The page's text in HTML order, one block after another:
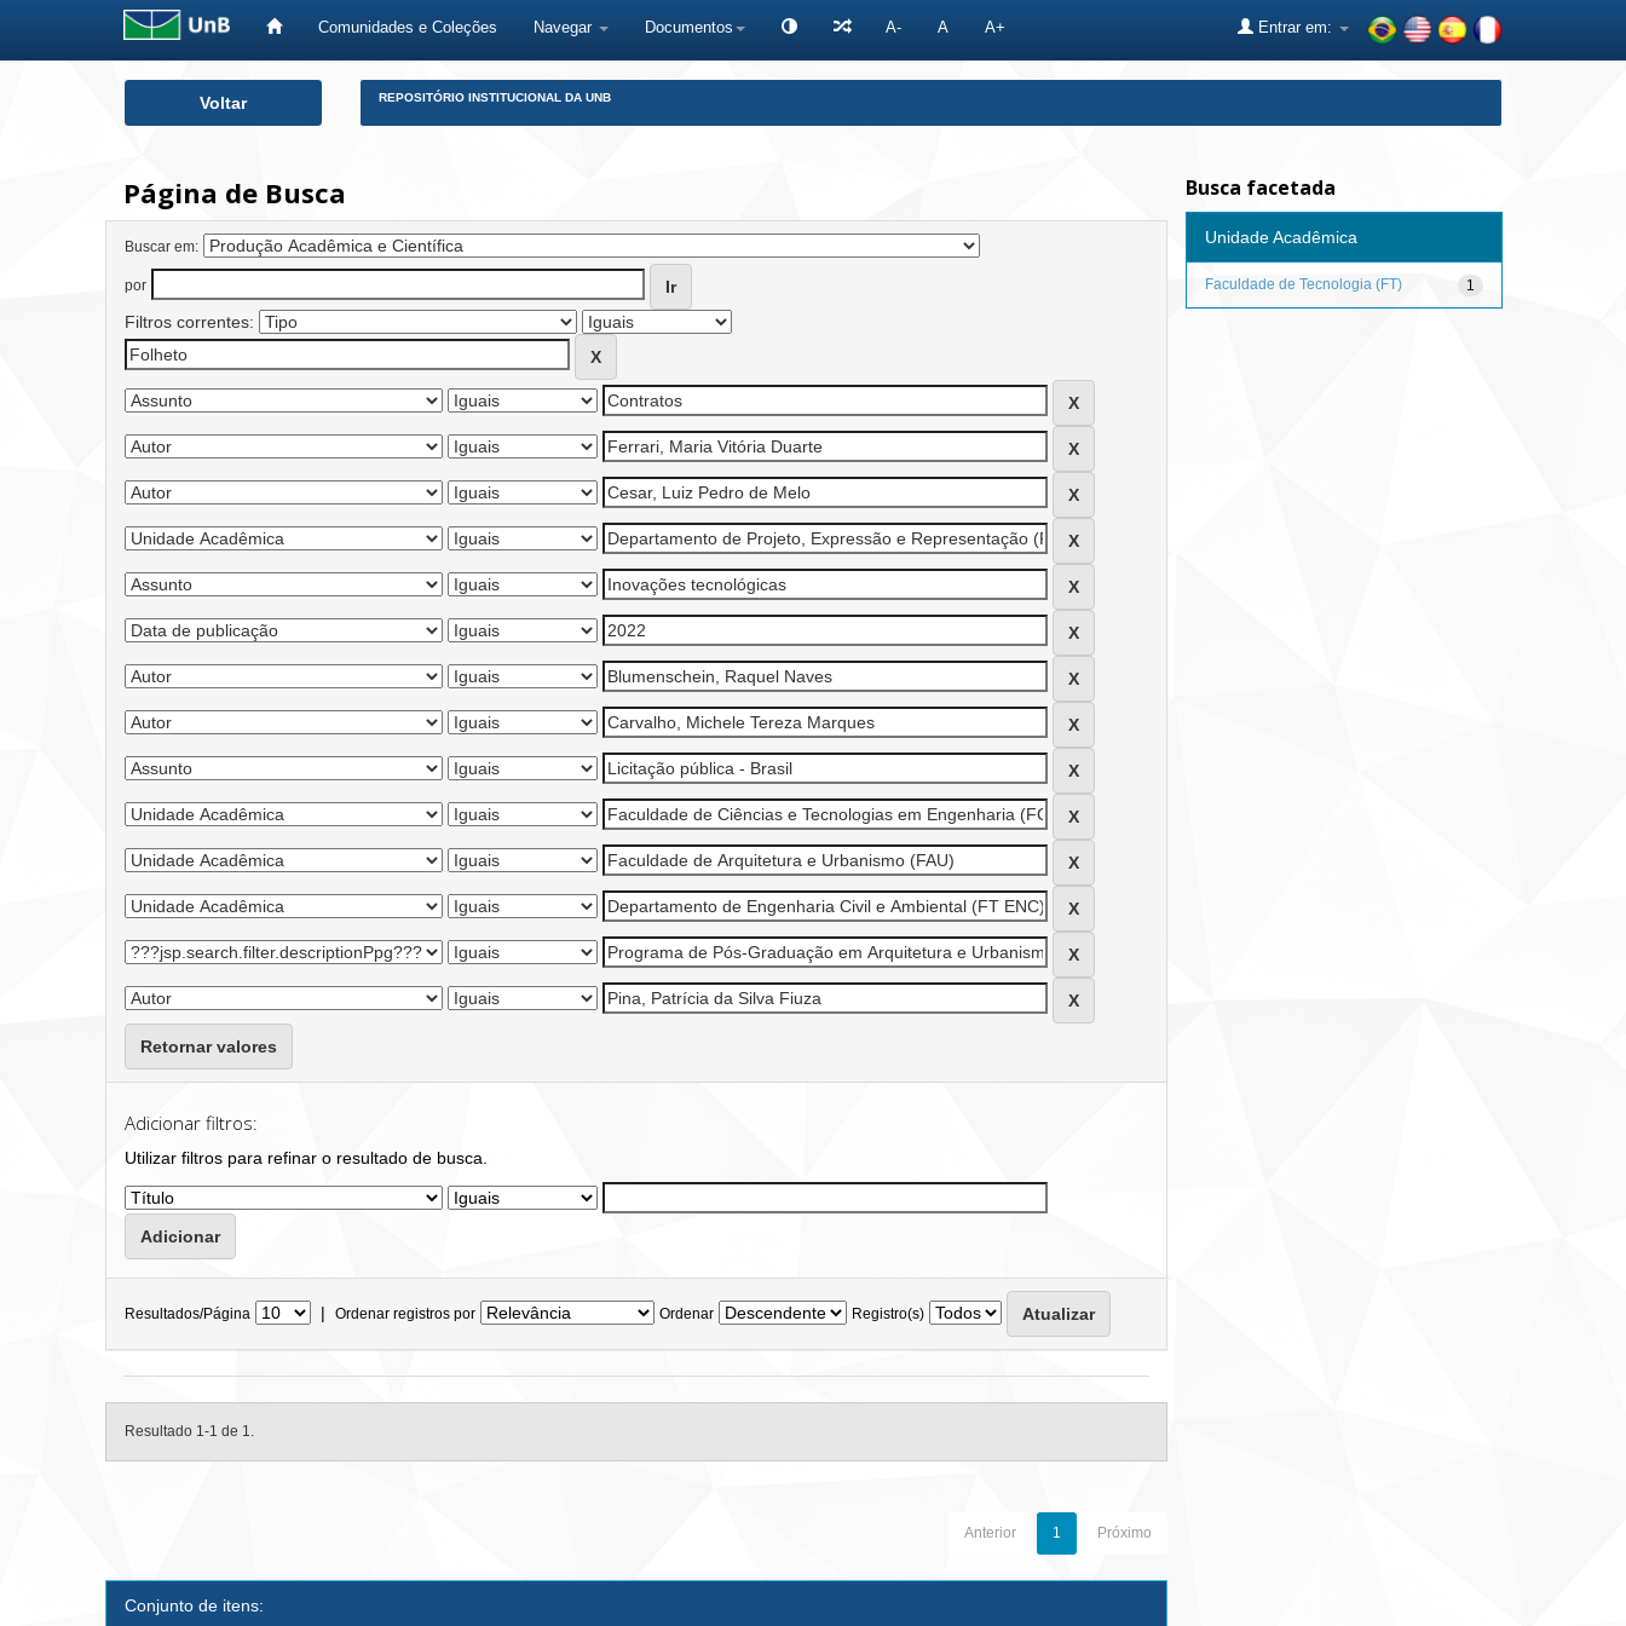
Comunidades e Coleções Navegar Documentos A- A A+ Entrar em:
Voltar REPOSITÓRIO INSTITUCIONAL DA UNB
Página de Busca
Buscar em:
por
Filtros correntes:
Retornar valores
Adicionar filtros:
Utilizar filtros para refinar o resultado de busca.
Resultados/Página | Ordenar registros por Ordenar Registro(s)
Resultado 1-1 de 1.
Anterior 1 Próximo
Conjunto de itens:
Busca facetada
Unidade Acadêmica
1
Faculdade de Tecnologia (FT)